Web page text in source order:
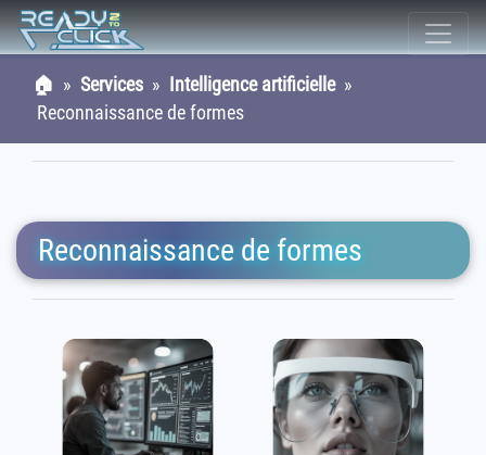
🏠 » Services » Intelligence artificielle»
Reconnaissance de formes
Reconnaissance de formes